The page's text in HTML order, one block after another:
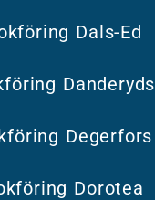
Dals-Ed
Danderyds
Degerfors
Dorotea